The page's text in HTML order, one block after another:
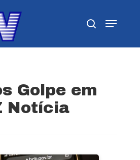
Golpe em
Notícia